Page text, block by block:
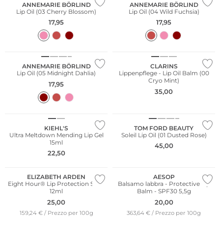
ANNEMARIE BÖRLIND
Lip Oil (03 Cherry Blossom)
17,95
ANNEMARIE BÖRLIND
Lip Oil (04 Wild Fuchsia)
17,95
ANNEMARIE BÖRLIND
Lip Oil (05 Midnight Dahlia)
17,95
CLARINS
Lippenpflege - Lip Oil Balm (00
Cryo Mint)
35,00
KIEHL'S
Ultra Meltdown Mending Lip Gel
15ml
22,50
TOM FORD BEAUTY
Soleil Lip Oil (01 Dusted Rose)
45,00
ELIZABETH ARDEN
Eight Hour® Lip Protection Stick
12ml
25,00
159,24 € / Prezzo per 100g
AESOP
Balsamo labbra - Protective Lip
Balm - SPF30 5,5g
20,00
363,64 € / Prezzo per 100g